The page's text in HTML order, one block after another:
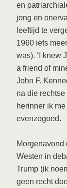
en
jong en
leeftijd te
1960 iets
was). ‘I knew
a friend of
John F.
na die rechtse
herinner ik
evenzogoed.
Morgenavond
Westen in
Trump (ik
geen recht